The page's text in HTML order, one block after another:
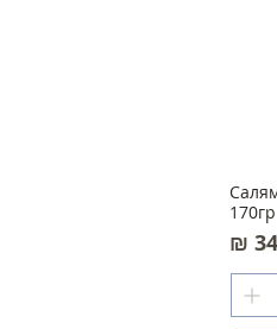
170гр
מבצע